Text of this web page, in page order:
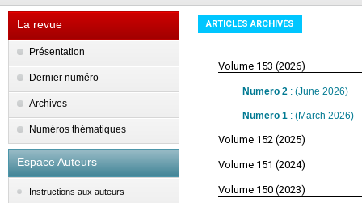
La revue
Présentation
Dernier numéro
Archives
Numéros thématiques
Espace Auteurs
Instructions aux auteurs
ARTICLES ARCHIVÉS
Volume 153 (2026)
Numero 2 : (June 2026)
Numero 1 : (March 2026)
Volume 152 (2025)
Volume 151 (2024)
Volume 150 (2023)